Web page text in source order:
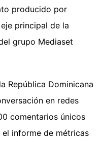
producido por
principal de la
grupo Mediaset
República Dominicana
en redes
comentarios únicos
el informe de métricas